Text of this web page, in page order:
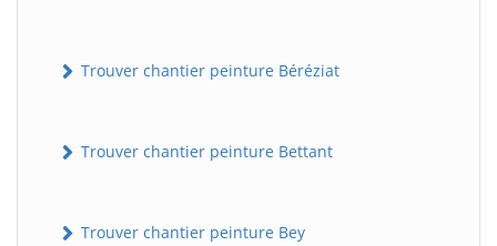
Trouver chantier peinture Béréziat
Trouver chantier peinture Bettant
Trouver chantier peinture Bey